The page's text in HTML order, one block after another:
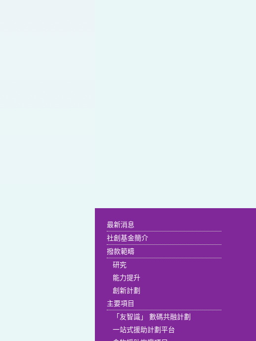
最新消息
社創基金簡介
撥款範疇
研究
能力提升
創新計劃
主要項目
「友智識」 數碼共融計劃
一站式援助計劃平台